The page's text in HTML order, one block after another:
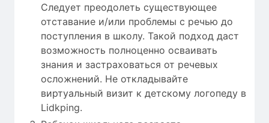
Следует преодолеть существующее
отставание и/или проблемы с речью до
поступления в школу. Такой подход даст
возможность полноценно осваивать
знания и застраховаться от речевых
осложнений. Не откладывайте
виртуальный визит к детскому логопеду в
Lidkping.